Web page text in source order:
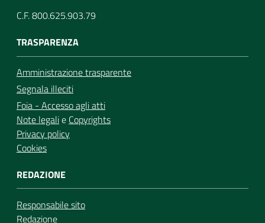
C.F. 800.625.903.79
TRASPARENZA
Amministrazione trasparente
Segnala illeciti
Foia - Accesso agli atti
Note legalie Copyrights
Privacy policy
Cookies
REDAZIONE
Responsabile sito
Redazione